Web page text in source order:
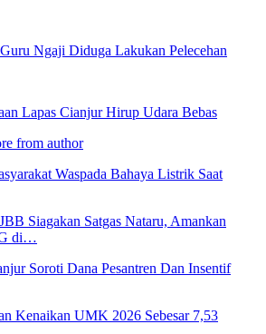
Ngaji Diduga Lakukan Pelecehan
Lapas Cianjur Hirup Udara Bebas
from author
Waspada Bahaya Listrik Saat
Siagakan Satgas Nataru, Amankan
di…
Soroti Dana Pesantren Dan Insentif
Kenaikan UMK 2026 Sebesar 7,53